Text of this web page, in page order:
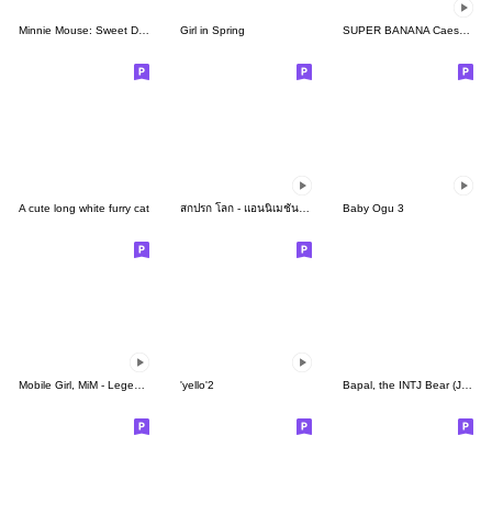
Minnie Mouse: Sweet Days Girl in Spring SUPER BANANA Caesar & Robin 3rd V.=TypeC
A cute long white furry cat Baby Ogu 3
'yello'2 Bapal, the INTJ Bear (JPN)